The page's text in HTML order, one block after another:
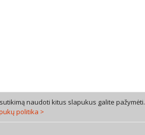
naudoti kitus slapukus galite pažymėti.
politika >